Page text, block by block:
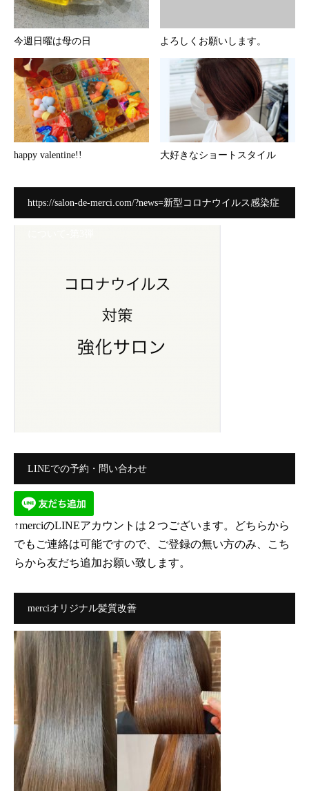
今週日曜は母の日 よろしくお願いします。
happy valentine!! 大好きなショートスタイル
https://salon-de-merci.com/?news=新型コロナウイルス感染症
LINEでの予約・問い合わせ
↑merciのLINEアカウントは２つございます。どちらから
でもご連絡は可能ですので、ご登録の無い方のみ、こち
らから友だち追加お願い致します。
merciオリジナル髪質改善